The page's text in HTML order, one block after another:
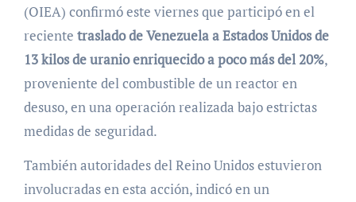
(OIEA) confirmó este viernes que participó en el
reciente traslado de Venezuela a Estados Unidos de
13 kilos de uranio enriquecido a poco más del 20%,
proveniente del combustible de un reactor en
desuso, en una operación realizada bajo estrictas
medidas de seguridad.
También autoridades del Reino Unidos estuvieron
involucradas en esta acción, indicó en un